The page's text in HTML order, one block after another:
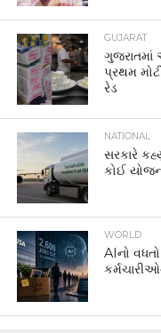
GUJARAT
ગુજરાતમાં
પ્રથમ
રેડ
NATIONAL
સરકારે
કોઈ
WORLD
AIનો